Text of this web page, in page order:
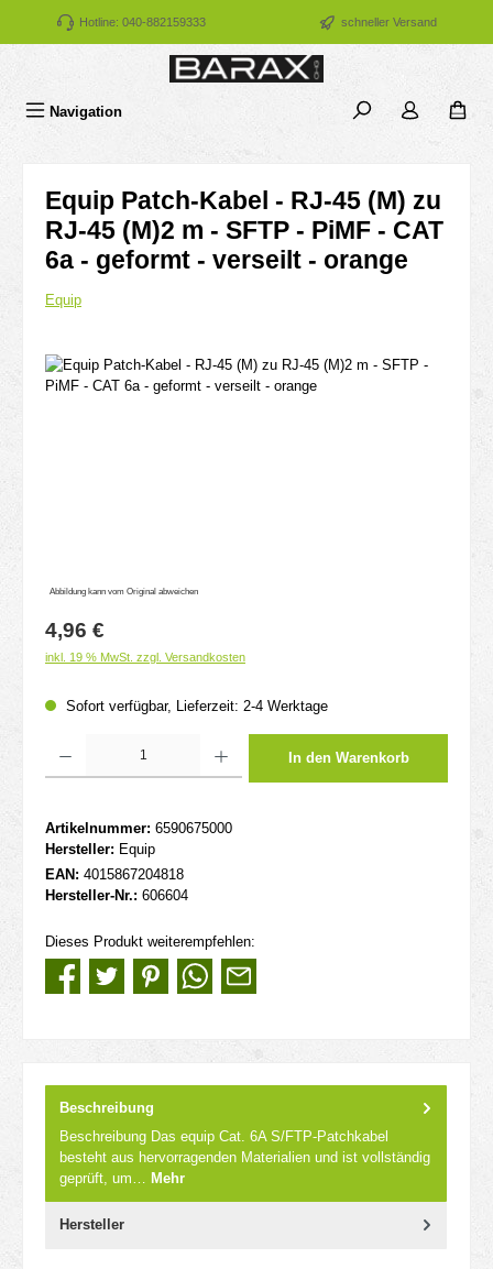
Zum Hauptinhalt springen
Hotline: 040-882159333 schneller Versand
Navigation
Equip Patch-Kabel - RJ-45 (M) zu
RJ-45 (M)2 m - SFTP - PiMF - CAT
6a - geformt - verseilt - orange
Equip
Bildergalerie überspringen
Abbildung kann vom Original abweichen
Regulärer Preis:
4,96 €
inkl. 19 % MwSt. zzgl. Versandkosten
Sofort verfügbar, Lieferzeit: 2-4 Werktage
In den Warenkorb
Artikelnummer: 6590675000
Hersteller: Equip
EAN: 4015867204818
Hersteller-Nr.: 606604
Dieses Produkt weiterempfehlen:
Beschreibung
Beschreibung Das equip Cat. 6A S/FTP-Patchkabel
besteht aus hervorragenden Materialien und ist vollständig
geprüft, um… Mehr
Hersteller